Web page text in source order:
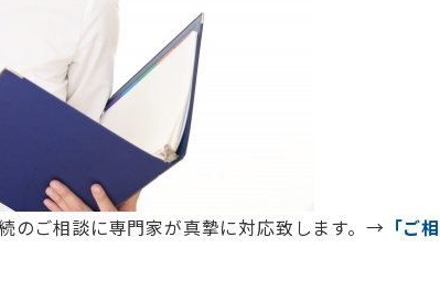
のご相談に専門家が真摯に対応致します。→ 「ご相